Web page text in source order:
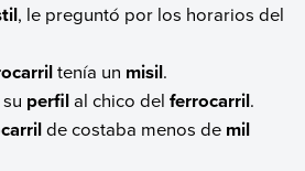
, le preguntó por los horarios del
tenía un misil.
perfilal chico delferrocarril.
de costaba menos de mil